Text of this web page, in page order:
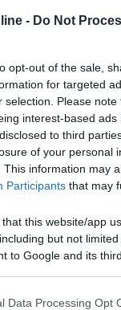
- Do Not
opt-out of the sale,
for targeted
selection. Please
interest-based
to third
of your personal
This information may
Participants that may
that this website/app
but not
to Google and its
Data Processing Opt
forse piu' unico
che hai sotto il
killer e devo